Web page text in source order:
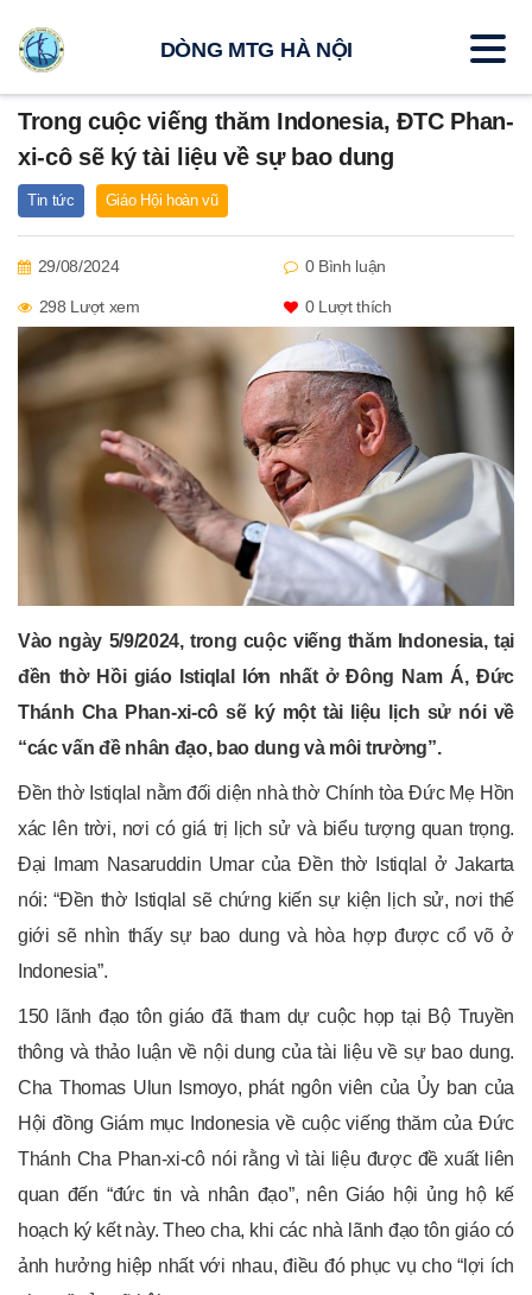
Trong cuộc viếng thăm Indonesia, ĐTC Phan-
xi-cô sẽ ký tài liệu về sự bao dung
Tin tức Giáo Hội hoàn vũ
29/08/2024 0 Bình luận
298 Lượt xem 0Lượt thích
Vào ngày 5/9/2024, trong cuộc viếng thăm Indonesia, tại
đền thờ Hồi giáo Istiqlal lớn nhất ở Đông Nam Á, Đức
Thánh Cha Phan-xi-cô sẽ ký một tài liệu lịch sử nói về
“các vấn đề nhân đạo, bao dung và môi trường”.
Đền thờ Istiqlal nằm đối diện nhà thờ Chính tòa Đức Mẹ Hồn
xác lên trời, nơi có giá trị lịch sử và biểu tượng quan trọng.
Đại Imam Nasaruddin Umar của Đền thờ Istiqlal ở Jakarta
nói: “Đền thờ Istiqlal sẽ chứng kiến sự kiện lịch sử, nơi thế
giới sẽ nhìn thấy sự bao dung và hòa hợp được cổ võ ở
Indonesia”.
150 lãnh đạo tôn giáo đã tham dự cuộc họp tại Bộ Truyền
thông và thảo luận về nội dung của tài liệu về sự bao dung.
Cha Thomas Ulun Ismoyo, phát ngôn viên của Ủy ban của
Hội đồng Giám mục Indonesia về cuộc viếng thăm của Đức
Thánh Cha Phan-xi-cô nói rằng vì tài liệu được đề xuất liên
quan đến “đức tin và nhân đạo”, nên Giáo hội ủng hộ kế
hoạch ký kết này. Theo cha, khi các nhà lãnh đạo tôn giáo có
ảnh hưởng hiệp nhất với nhau, điều đó phục vụ cho “lợi ích
DÒNG MTG HÀ NỘI